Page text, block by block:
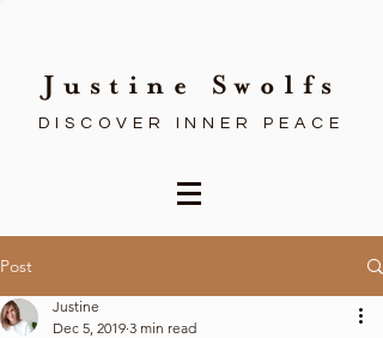
Justine Swolfs
DISCOVER INNER PEACE
Post
Justine
Dec 5, 2019 3 min read